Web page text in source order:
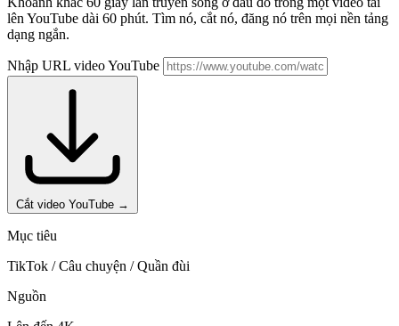
lên YouTube dài 60 phút. Tìm nó, cắt nó, đăng nó trên mọi nền tảng
dạng ngắn.
Nhập URL video YouTube
Cắt video YouTube →
Mục tiêu
TikTok / Câu chuyện / Quần đùi
Nguồn